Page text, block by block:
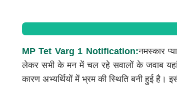
MP Tet Varg 1 Notification:नमस्कार
लेकर सभी के मन में चल रहे सवालों के जवाब
कारण अभ्यर्थियों में भ्रम की स्थिति बनी हुई है।